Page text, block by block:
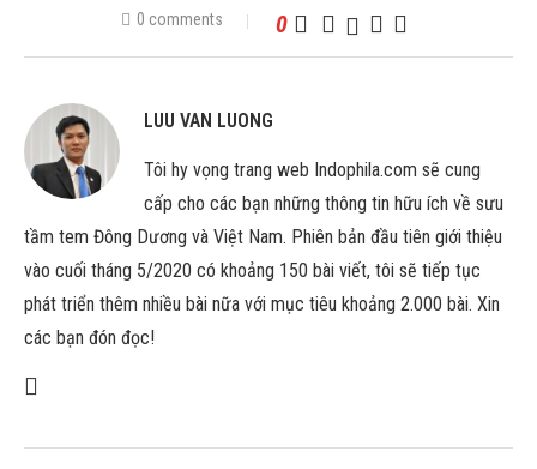
0 comments 0
LUU VAN LUONG
Tôi hy vọng trang web Indophila.com sẽ cung
cấp cho các bạn những thông tin hữu ích về sưu
tầm tem Đông Dương và Việt Nam. Phiên bản đầu tiên giới thiệu
vào cuối tháng 5/2020 có khoảng 150 bài viết, tôi sẽ tiếp tục
phát triển thêm nhiều bài nữa với mục tiêu khoảng 2.000 bài. Xin
các bạn đón đọc!